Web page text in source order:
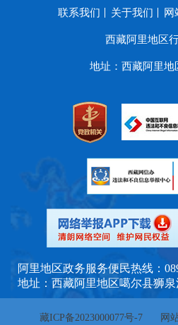
联系我们 关于我们 网
西藏阿里地区
地址：西藏阿里地
阿里地区政务服务便民热线：
地址：西藏阿里地区噶尔县狮
藏ICP备2023000077号-7 网